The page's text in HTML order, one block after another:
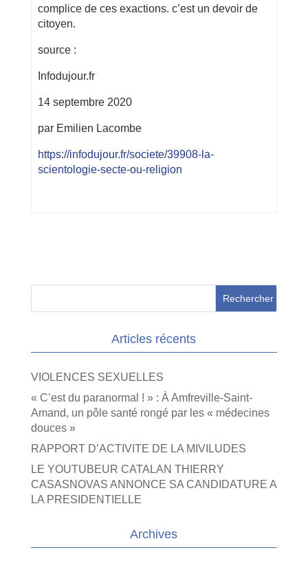
complice de ces exactions. c’est un devoir de
citoyen.
source :
Infodujour.fr
14 septembre 2020
par Emilien Lacombe
https://infodujour.fr/societe/39908-la-
scientologie-secte-ou-religion
Articles récents
VIOLENCES SEXUELLES
« C’est du paranormal ! » : À Amfreville-Saint-
Amand, un pôle santé rongé par les « médecines
douces »
RAPPORT D’ACTIVITE DE LA MIVILUDES
LE YOUTUBEUR CATALAN THIERRY
CASASNOVAS ANNONCE SA CANDIDATURE A
LA PRESIDENTIELLE
Archives